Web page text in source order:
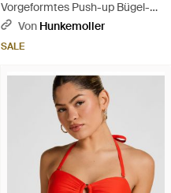
Vorgeformtes Push-up Bügel-
Bikinitop Scallop Cup A - E - Blau
Von Hunkemoller
SALE